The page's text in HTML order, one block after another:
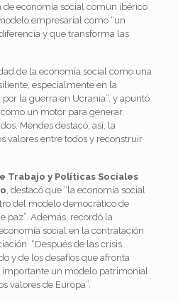
economía social común ibérico
empresarial como “un
y que transforma las
de la economía social como una
especialmente en la
la guerra en Ucrania”, y apuntó
un motor para generar
Mendes destacó, así, la
valores entre todos y reconstruir
Trabajo y Políticas Sociales
, destacó que “la economía social
del modelo democrático de
paz”. Además, recordó la
social en la contratación
“Después de las crisis
y de los desafíos que afronta
importante un modelo patrimonial
valores de Europa”.